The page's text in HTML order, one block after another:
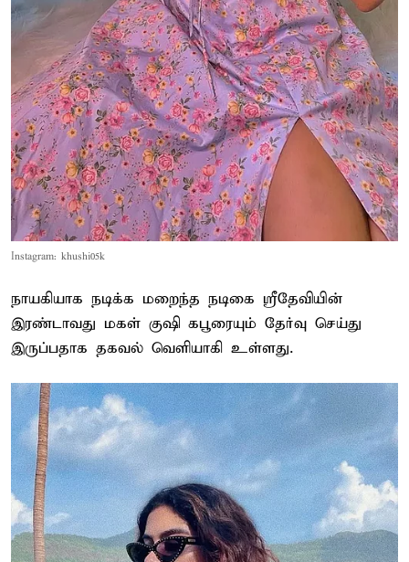
Instagram: khushi05k
நாயகியாக நடிக்க மறைந்த நடிகை ஸ்ரீதேவியின்
இரண்டாவது மகள் குஷி கபூரையும் தேர்வு செய்து
இருப்பதாக தகவல் வெளியாகி உள்ளது.